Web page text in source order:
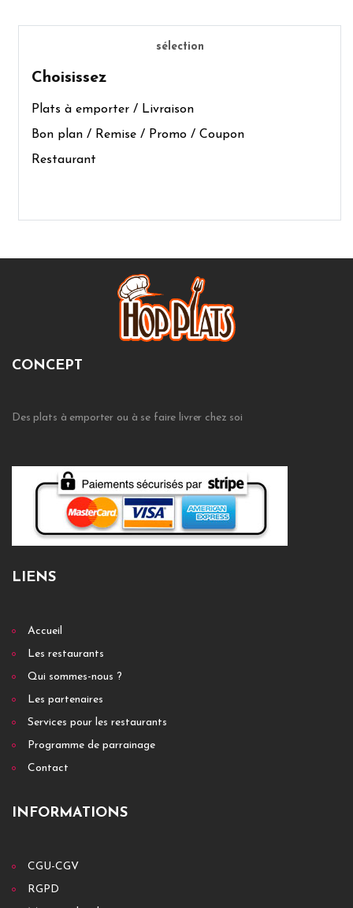
sélection
Choisissez
Plats à emporter / Livraison
Bon plan / Remise / Promo / Coupon
Restaurant
CONCEPT
Des plats à emporter ou à se faire livrer chez soi
LIENS
Accueil
Les restaurants
Qui sommes-nous ?
Les partenaires
Services pour les restaurants
Programme de parrainage
Contact
INFORMATIONS
CGU-CGV
RGPD